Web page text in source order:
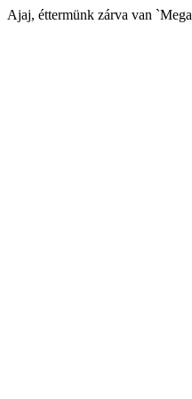
Ajaj, éttermünk zárva van